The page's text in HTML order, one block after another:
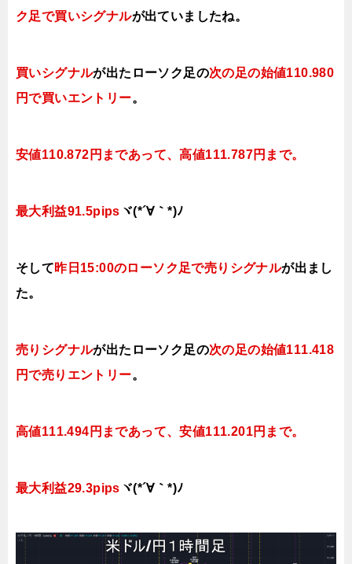
ク足で買いシグナルが出ていましたね。
買いシグナルが出たローソク足の次の足の始値110.980
円で買いエントリー。
安値110.872円まであって、高値111.787円まで。
最大利益91.5pips ヾ(*´∀｀*)ﾉ
そして昨日15:00のローソク足で売りシグナルが出まし
た。
売りシグナルが出たローソク足の次の足の始値111.418
円で売り エントリー。
高値111.494円まであって、安値111.201円まで。
最大利益29.3pips ヾ(*´∀｀*)ﾉ